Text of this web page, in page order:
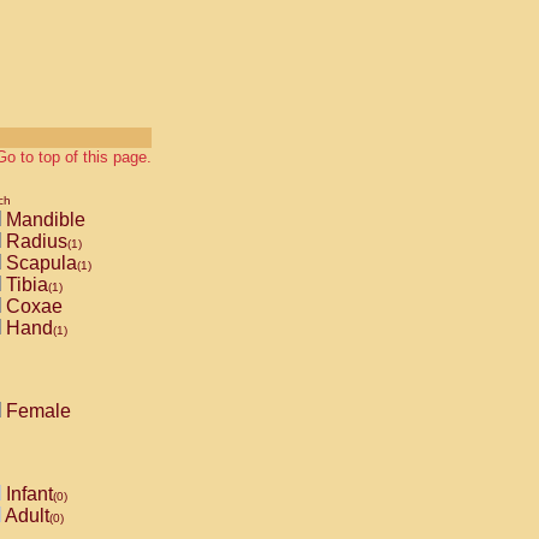
to top of this page.
Mandible
Radius(1)
Scapula(1)
Tibia(1)
Coxae
Hand(1)
Female
Infant(0)
Adult(0)